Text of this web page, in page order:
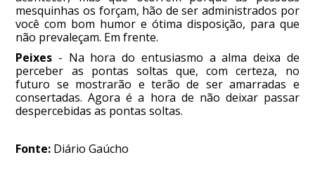
mesquinhas os forçam, hão de ser administrados por
você com bom humor e ótima disposição, para que
não prevaleçam. Em frente.
Peixes - Na hora do entusiasmo a alma deixa de
perceber as pontas soltas que, com certeza, no
futuro se mostrarão e terão de ser amarradas e
consertadas. Agora é a hora de não deixar passar
despercebidas as pontas soltas.
Fonte: Diário Gaúcho